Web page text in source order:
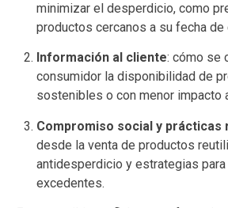
minimizar el desperdicio, como
productos cercanos a su fecha de
Información al cliente: cómo se
consumidor la disponibilidad de
sostenibles o con menor impacto
Compromiso social y prácticas
desde la venta de productos
antidesperdicio y estrategias para
excedentes.